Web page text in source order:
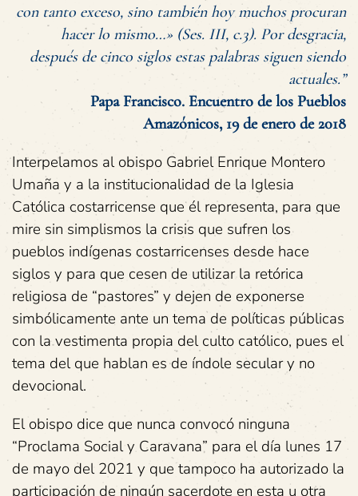
con tanto exceso, sino también hoy muchos procuran
hacer lo mismo…» (Ses. III, c.3). Por desgracia,
después de cinco siglos estas palabras siguen siendo
actuales.”
Papa Francisco. Encuentro de los Pueblos
Amazónicos, 19 de enero de 2018
Interpelamos al obispo Gabriel Enrique Montero
Umaña y a la institucionalidad de la Iglesia
Católica costarricense que él representa, para que
mire sin simplismos la crisis que sufren los
pueblos indígenas costarricenses desde hace
siglos y para que cesen de utilizar la retórica
religiosa de “pastores” y dejen de exponerse
simbólicamente ante un tema de políticas públicas
con la vestimenta propia del culto católico, pues el
tema del que hablan es de índole secular y no
devocional.
El obispo dice que nunca convocó ninguna
“Proclama Social y Caravana” para el día lunes 17
de mayo del 2021 y que tampoco ha autorizado la
participación de ningún sacerdote en esta u otra